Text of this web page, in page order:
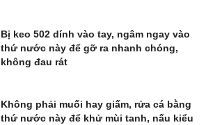
Bị keo 502 dính vào tay, ngâm ngay vào
thứ nước này để gỡ ra nhanh chóng,
không đau rát
Không phải muối hay giấm, rửa cá bằng
thứ nước này để khử mùi tanh, nấu kiểu